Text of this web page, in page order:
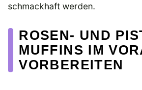
schmackhaft werden.
ROSEN- UND
MUFFINS IM
VORBEREITEN